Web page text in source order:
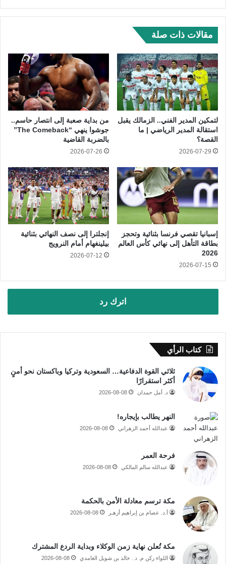
مقالات ذات صلة
لتمكين المدير الفني.. الزمالك يقبل
استقالة المدير الرياضي | ما
القصة؟
2026-07-29
من بداية صعبة إلى انتصار حاسم..
جوشوا ينهي “The Comeback”
بالضربة القاضية
2026-07-26
إسبانيا تقصي فرنسا بثنائية وتحجز
بطاقة التأهل إلى نهائي كأس العالم
2026
2026-07-15
إنجلترا إلى نصف النهائي بثنائية
بيلينغهام أمام النرويج
2026-07-12
اترك رد
كتاب الرأي
ثلاثي القوة الدفاعية… السعودية وتركيا وباكستان نحو أمنٍ
أكثر استقرارًا
د. أمل حمدان 2026-08-08
النهر يطالب بإيجاره!
عبدالله أحمد الزهراني 2026-08-08
فرحة العمر
عبدالله سالم المالكي 2026-08-08
مكة ترسم معادلة الأمن بالحكمة
أ.د. عصام بن إبراهيم أزهـر 2026-08-08
مكة تُعلن نهاية زمن الوكلاء وبداية الردع المشترك
اللواء ركن م. د . خالد بن شويل الغامدي 2026-08-08